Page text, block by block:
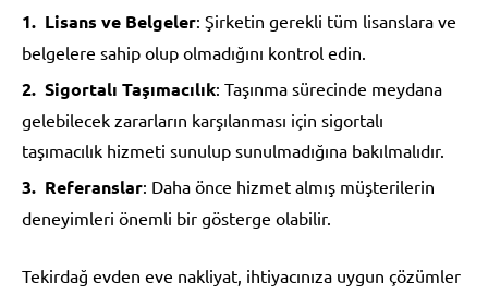
Lisans ve Belgeler: Şirketin gerekli tüm lisanslara ve
belgelere sahip olup olmadığını kontrol edin.
Sigortalı Taşımacılık: Taşınma sürecinde meydana
gelebilecek zararların karşılanması için sigortalı
taşımacılık hizmeti sunulup sunulmadığına bakılmalıdır.
Referanslar: Daha önce hizmet almış müşterilerin
deneyimleri önemli bir gösterge olabilir.
Tekirdağ evden eve nakliyat, ihtiyacınıza uygun çözümler